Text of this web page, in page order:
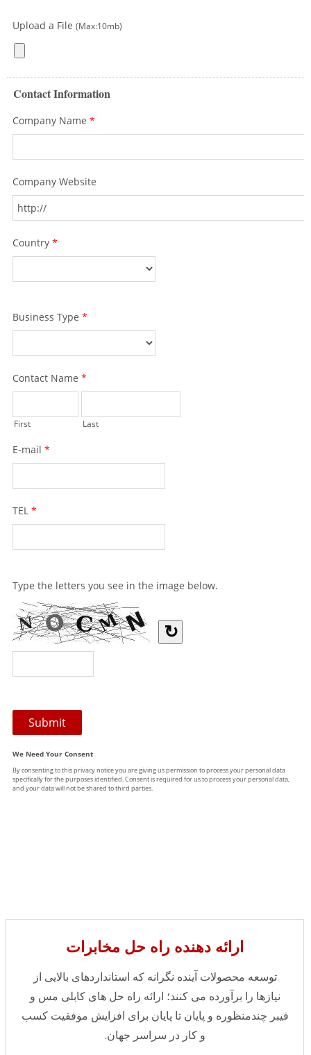
ارائه دهنده راه حل مخابرات
توسعه محصولات آینده نگرانه که استانداردهای بالایی از
نیازها را برآورده می کنند؛ ارائه راه حل های کابلی مس و
فیبر چندمنظوره و پایان تا پایان برای افزایش موفقیت کسب
و کار در سراسر جهان.